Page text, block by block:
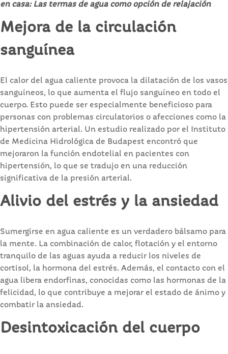
en casa: Las termas de agua como opción de relajación
Mejora de la circulación
sanguínea
El calor del agua caliente provoca la dilatación de los vasos
sanguíneos, lo que aumenta el flujo sanguíneo en todo el
cuerpo. Esto puede ser especialmente beneficioso para
personas con problemas circulatorios o afecciones como la
hipertensión arterial. Un estudio realizado por el Instituto
de Medicina Hidrológica de Budapest encontró que
mejoraron la función endotelial en pacientes con
hipertensión, lo que se tradujo en una reducción
significativa de la presión arterial.
Alivio del estrés y la ansiedad
Sumergirse en agua caliente es un verdadero bálsamo para
la mente. La combinación de calor, flotación y el entorno
tranquilo de las aguas ayuda a reducir los niveles de
cortisol, la hormona del estrés. Además, el contacto con el
agua libera endorfinas, conocidas como las hormonas de la
felicidad, lo que contribuye a mejorar el estado de ánimo y
combatir la ansiedad.
Desintoxicación del cuerpo